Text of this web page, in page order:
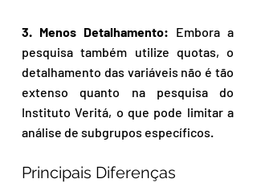
3. Menos Detalhamento: Embora a
pesquisa também utilize quotas, o
detalhamento das variáveis não é tão
extenso quanto na pesquisa do
Instituto Veritá, o que pode limitar a
análise de subgrupos específicos.
Principais Diferenças